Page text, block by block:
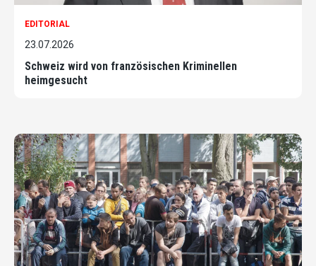
EDITORIAL
23.07.2026
Schweiz wird von französischen Kriminellen
heimgesucht